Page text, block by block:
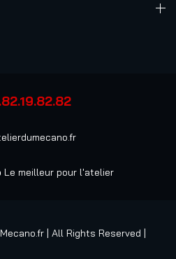
Le meilleur pour l'atelier
| All Rights Reserved |